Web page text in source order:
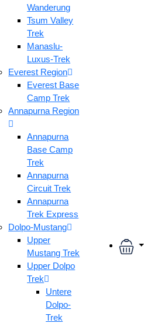
Wanderung
Tsum Valley
Trek
Manaslu-
Luxus-Trek
Everest Region
Everest Base
Camp Trek
Annapurna Region
Annapurna
Base Camp
Trek
Annapurna
Circuit Trek
Annapurna
Trek Express
Dolpo-Mustang
Upper
Mustang Trek
Upper Dolpo
Trek
Untere
Dolpo-
Trek